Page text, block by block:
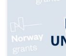
We cordially
for Mutual
17. 2. 2022